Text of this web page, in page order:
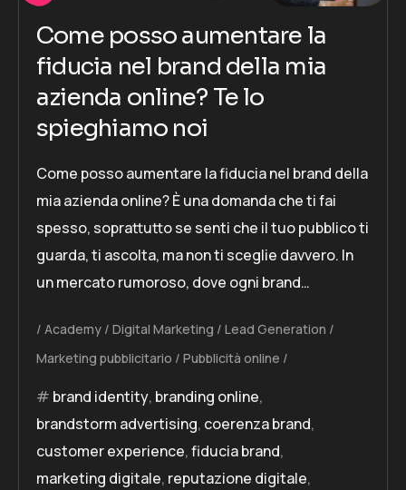
Come posso aumentare la
fiducia nel brand della mia
azienda online? Te lo
spieghiamo noi
Come posso aumentare la fiducia nel brand della
mia azienda online? È una domanda che ti fai
spesso, soprattutto se senti che il tuo pubblico ti
guarda, ti ascolta, ma non ti sceglie davvero. In
un mercato rumoroso, dove ogni brand…
Academy Digital Marketing
Lead Generation
Marketing pubblicitario
Pubblicità online
brand identity, branding online,
brandstorm advertising, coerenza brand,
customer experience,fiducia brand,
marketing digitale, reputazione digitale,